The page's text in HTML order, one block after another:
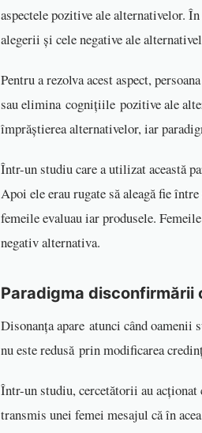
aspectele pozitive ale alternativelor.
alegerii și cele negative ale
Pentru a rezolva acest aspect,
sau elimina cognițiile pozitive ale
împrăștierea alternativelor, iar
Într-un studiu care a utilizat această
Apoi ele erau rugate să aleagă fie
femeile evaluau iar produsele.
negativ alternativa.
Paradigma disconfirmării
Disonanța apare atunci când oamenii
nu este redusă prin modificarea
Într-un studiu, cercetătorii au
transmis unei femei mesajul că în